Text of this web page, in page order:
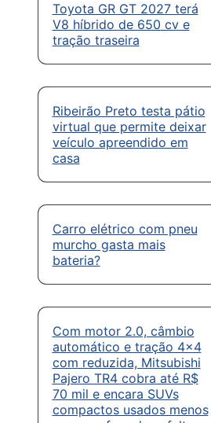
Toyota GR GT 2027 terá
V8 híbrido de 650 cv e
tração traseira
Ribeirão Preto testa pátio
virtual que permite deixar
veículo apreendido em
casa
Carro elétrico com pneu
murcho gasta mais
bateria?
Com motor 2.0, câmbio
automático e tração 4×4
com reduzida, Mitsubishi
Pajero TR4 cobra até R$
70 mil e encara SUVs
compactos usados menos